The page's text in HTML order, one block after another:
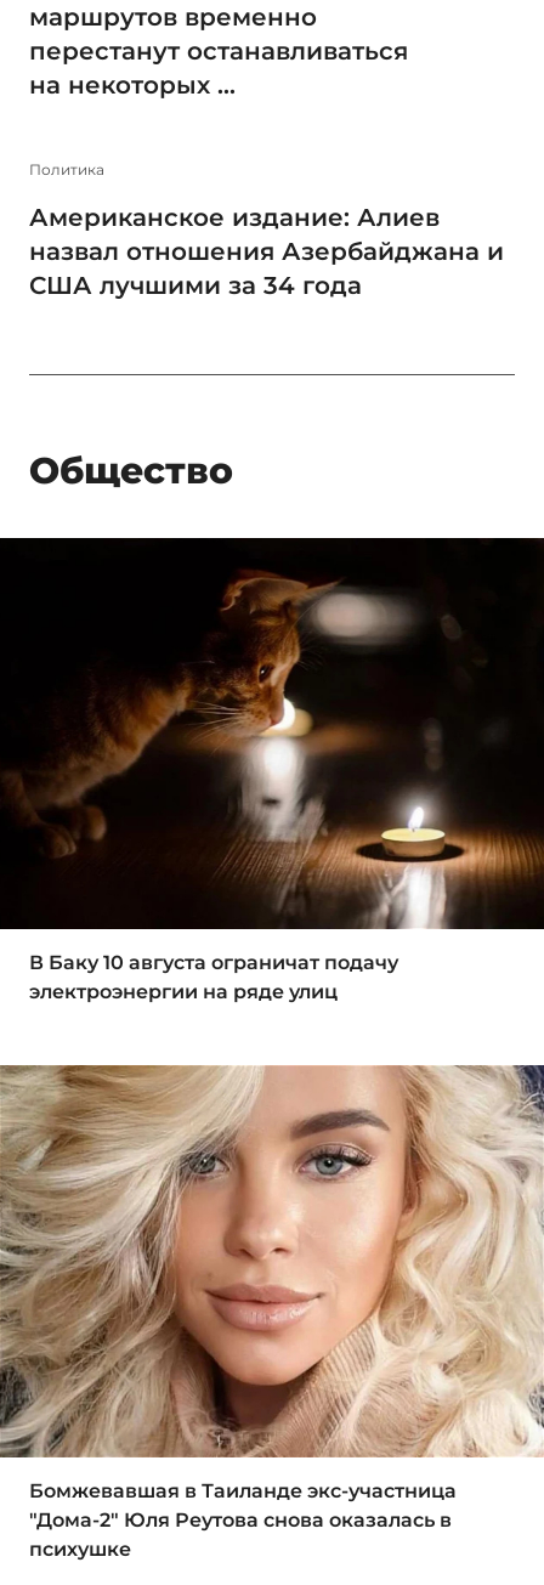
маршрутов временно
перестанут останавливаться
на некоторых ...
Политика
Американское издание: Алиев
назвал отношения Азербайджана и
США лучшими за 34 года
Общество
В Баку 10 августа ограничат подачу
электроэнергии на ряде улиц
Бомжевавшая в Таиланде экс-участница
"Дома-2" Юля Реутова снова оказалась в
психушке